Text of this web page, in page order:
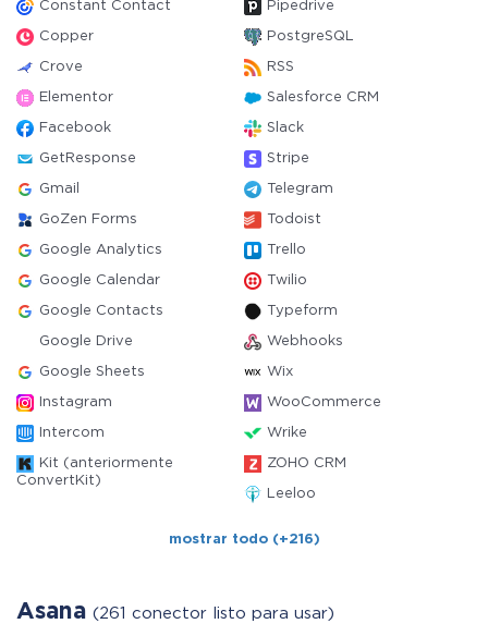
Constant Contact Pipedrive
Copper PostgreSQL
Crove RSS
Elementor Salesforce CRM
Facebook Slack
GetResponse Stripe
Gmail Telegram
GoZen Forms Todoist
Google Analytics Trello
Google Calendar Twilio
Google Contacts Typeform
Google Drive Webhooks
Google Sheets Wix
Instagram WooCommerce
Intercom Wrike
Kit (anteriormente
ConvertKit)
ZOHO CRM
Leeloo
mostrar todo (+216)
Asana (261 conector listo para usar)